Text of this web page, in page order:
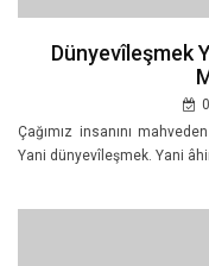
Dünyevîleşmek
Çağımız insanını
Yani dünyevîleşmek. Yani